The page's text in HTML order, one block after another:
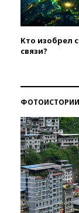
Кто изобрел
связи?
ФОТОИСТОРИИ